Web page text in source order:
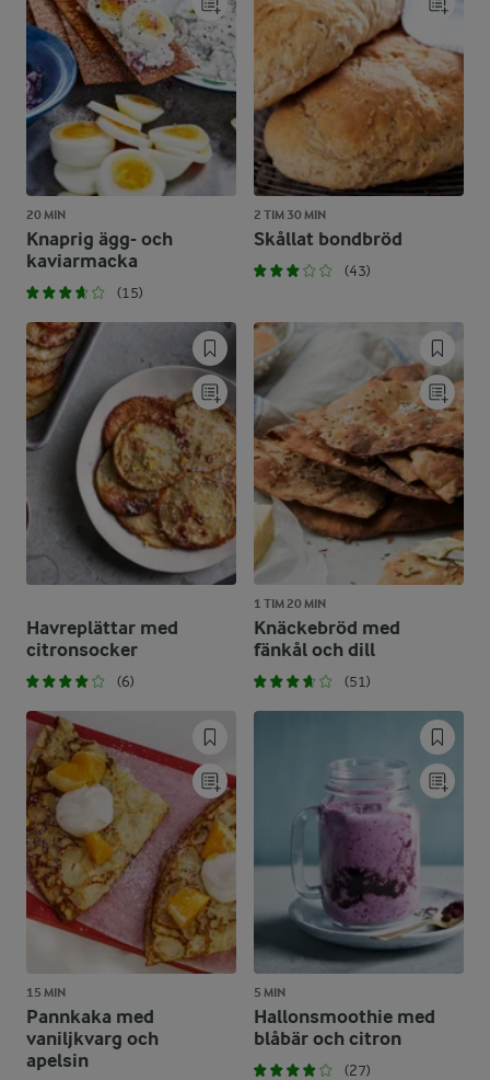
20 MIN
Knaprig ägg- och
kaviarmacka
(15)
2 TIM 30 MIN
Skållat bondbröd
(43)
Havreplättar med
citronsocker
(6)
1 TIM 20 MIN
Knäckebröd med
fänkål och dill
(51)
15 MIN
Pannkaka med
vaniljkvarg och
apelsin
5 MIN
Hallonsmoothie med
blåbär och citron
(27)